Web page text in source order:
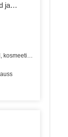
ja
kosmeetika, joogid,